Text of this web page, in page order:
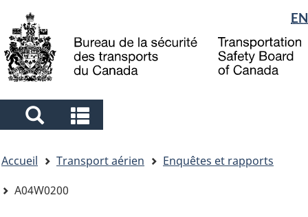
to
main
to
"About
government"
à
la
Sélection
de
la
langue
EN
Search
and
menus
and
menus
êtes
ici
Accueil Transport aérien
Enquêtes et rapports
A04W0200